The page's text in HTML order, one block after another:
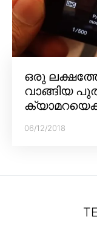
ഒരു
വാങ്ങിയ
06/12/2018